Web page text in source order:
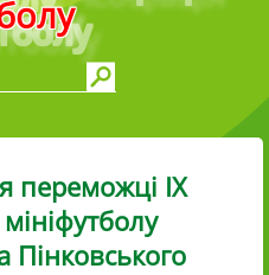
переможці IХ
Пінковського